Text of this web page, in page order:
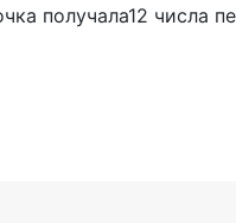
получала12 числа